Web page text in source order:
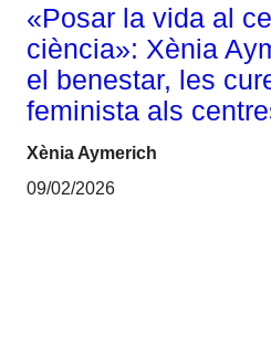
«Posar la vida al
ciència»: Xènia
el benestar, les
feminista als
Xènia Aymerich
09/02/2026